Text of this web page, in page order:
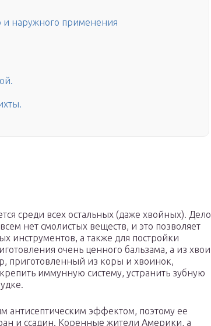
и наружного применения
среди всех остальных (даже хвойных). Дело
нет смолистых веществ, и это позволяет
инструментов, а также для постройки
очень ценного бальзама, а из хвои
приготовленный из коры и хвоинок,
иммунную систему, устранить зубную
антисептическим эффектом, поэтому ее
и ссадин. Коренные жители Америки, а